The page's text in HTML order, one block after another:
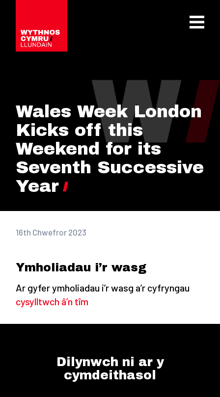
OPEN
Wales Week London
Kicks off this
Weekend for its
Seventh Successive
Year
16th Chwefror 2023
Ymholiadau i’r wasg
Ar gyfer ymholiadau i’r wasg a’r cyfryngau
cysylltwch â’n tîm
Dilynwch ni ar y
cymdeithasol